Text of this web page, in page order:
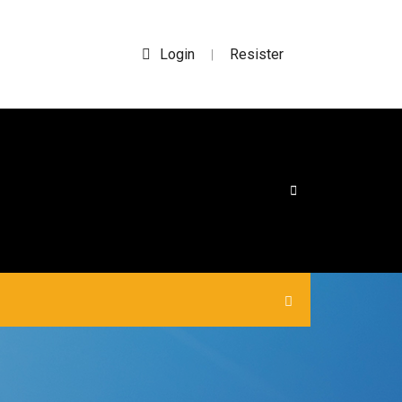
Login | Resister